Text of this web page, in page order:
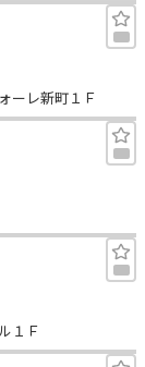
ーレ新町１Ｆ
１Ｆ